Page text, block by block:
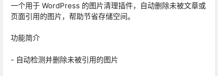
一个用于 WordPress 的图片清理插件，自动删除未被文章或
页面引用的图片，帮助节省存储空间。
功能简介
- 自动检测并删除未被引用的图片